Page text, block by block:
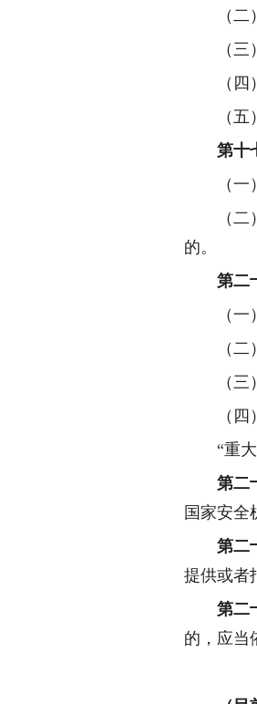
（
（
（
（
第十
（
（
的。
第二
（
（
（
（
“重
第二
国家安全
第二
提供或者
第二
的，应当